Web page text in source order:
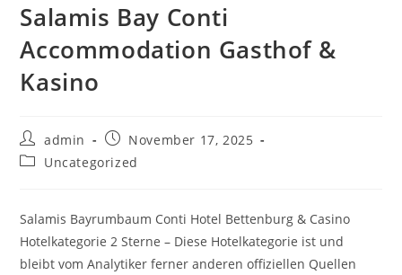
Salamis Bay Conti
Accommodation Gasthof &
Kasino
Post
author:
admin
Post
published:
November 17, 2025
PostUncategorized
Salamis Bayrumbaum Conti Hotel Bettenburg & Casino
Hotelkategorie 2 Sterne – Diese Hotelkategorie ist und
bleibt vom Analytiker ferner anderen offiziellen Quellen